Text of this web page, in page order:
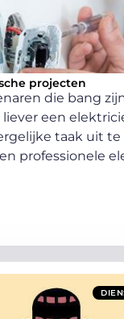
projecten
die bang
een
taak uit te
professionele